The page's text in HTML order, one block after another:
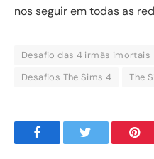
nos seguir em todas as
Desafio das 4 irmãs imortais
Desafios The Sims 4
The
Facebook